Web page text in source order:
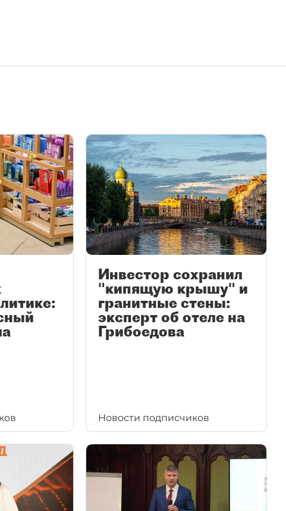
Инвестор сохранил
"кипящую крышу" и
гранитные стены:
эксперт об отеле на
Грибоедова
Новости подписчиков